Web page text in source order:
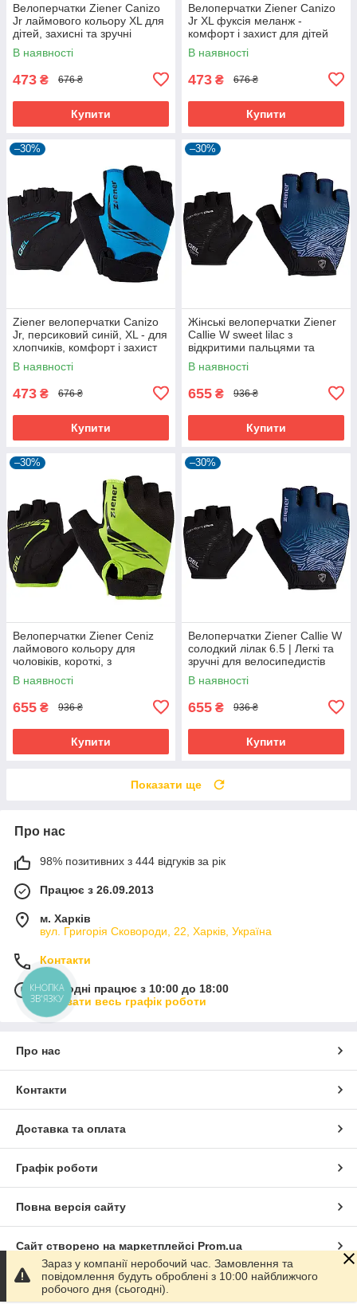
Велоперчатки Ziener Canizo
Jr лаймового кольору XL для
дітей, захисні та зручні
В наявності
473 ₴ 676 ₴
Купити
Велоперчатки Ziener Canizo
Jr XL фуксія меланж -
комфорт і захист для дітей
В наявності
473 ₴ 676 ₴
Купити
–30%
Ziener велоперчатки Canizo
Jr, персиковий синій, XL - для
хлопчиків, комфорт і захист
В наявності
473 ₴ 676 ₴
Купити
–30%
Жінські велоперчатки Ziener
Callie W sweet lilac з
відкритими пальцями та
дихаючою шкірою Amara
В наявності
655 ₴ 936 ₴
Купити
–30%
Велоперчатки Ziener Ceniz
лаймового кольору для
чоловіків, короткі, з
амортизуючими вставками та
гелевими подушечками
В наявності
655 ₴ 936 ₴
Купити
–30%
Велоперчатки Ziener Callie W
солодкий лілак 6.5 | Легкі та
зручні для велосипедистів
В наявності
655 ₴ 936 ₴
Купити
Показати ще
Про нас
98% позитивних з 444 відгуків за рік
Працює з 26.09.2013
м. Харків
вул. Григорія Сковороди, 22, Харків, Україна
Контакти
Сьогодні працює з 10:00 до 18:00
Показати весь графік роботи
Про нас
Контакти
Доставка та оплата
Графік роботи
Повна версія сайту
Сайт створено на маркетплейсі Prom.ua
Політика конфіденційності
Зараз у компанії неробочий час. Замовлення та
повідомлення будуть оброблені з 10:00 найближчого
робочого дня (сьогодні).
КНОПКА
ЗВ'ЯЗКУ